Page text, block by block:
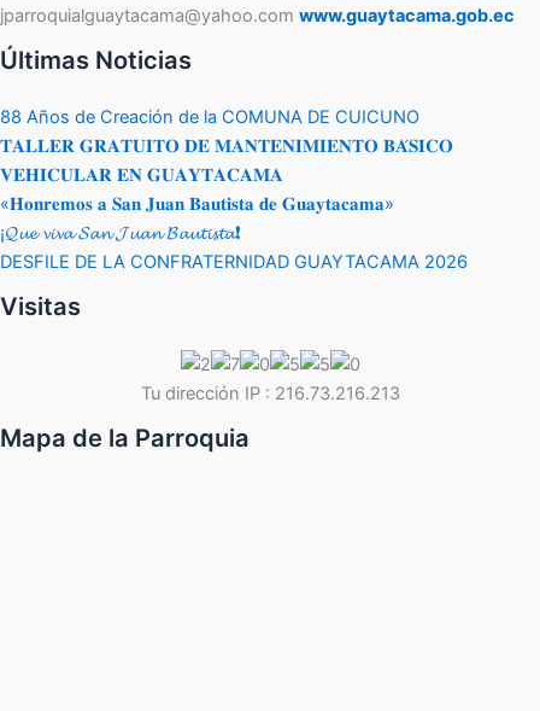
jparroquialguaytacama@yahoo.com www.guaytacama.gob.ec
Últimas Noticias
88 Años de Creación de la COMUNA DE CUICUNO
𝐓𝐀𝐋𝐋𝐄𝐑 𝐆𝐑𝐀𝐓𝐔𝐈𝐓𝐎 𝐃𝐄 𝐌𝐀𝐍𝐓𝐄𝐍𝐈𝐌𝐈𝐄𝐍𝐓𝐎 𝐁𝐀́𝐒𝐈𝐂𝐎
𝐕𝐄𝐇𝐈𝐂𝐔𝐋𝐀𝐑 𝐄𝐍 𝐆𝐔𝐀𝐘𝐓𝐀𝐂𝐀𝐌𝐀
«𝐇𝐨𝐧𝐫𝐞𝐦𝐨𝐬 𝐚 𝐒𝐚𝐧 𝐉𝐮𝐚𝐧 𝐁𝐚𝐮𝐭𝐢𝐬𝐭𝐚 𝐝𝐞 𝐆𝐮𝐚𝐲𝐭𝐚𝐜𝐚𝐦𝐚»
¡𝓠𝓾𝓮 𝓿𝓲𝓿𝓪 𝓢𝓪𝓷 𝓙𝓾𝓪𝓷 𝓑𝓪𝓾𝓽𝓲𝓼𝓽𝓪❗
DESFILE DE LA CONFRATERNIDAD GUAYTACAMA 2026
Visitas
Tu dirección IP : 216.73.216.213
Mapa de la Parroquia